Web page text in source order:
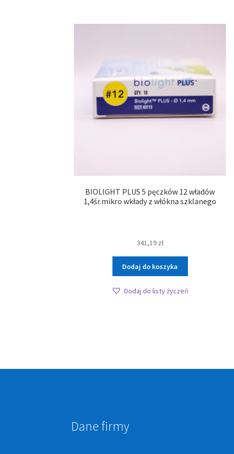
BIOLIGHT PLUS 5 pęczków 12 władów
1,4śr.mikro wkłady z włókna szklanego
341,19 zł
Dodaj do koszyka
Dodaj do listy życzeń
Dane firmy